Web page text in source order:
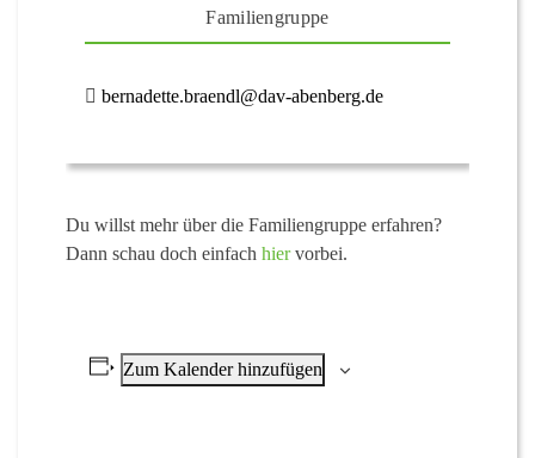
Familiengruppe
bernadette.braendl@dav-abenberg.de
Du willst mehr über die Familiengruppe erfahren?
Dann schau doch einfach hiervorbei.
Zum Kalender hinzufügen